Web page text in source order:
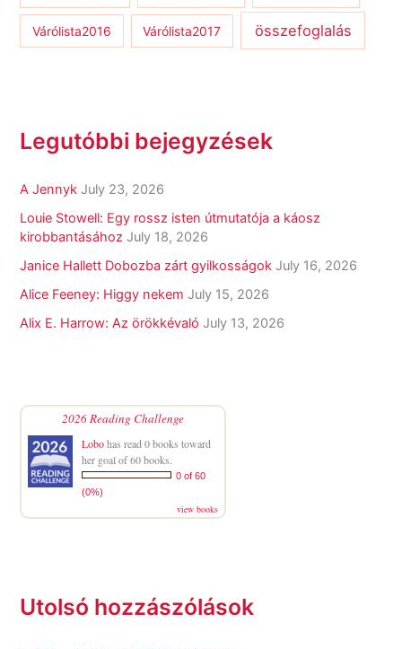
Várólista2016 Várólista2017 összefoglalás
Legutóbbi bejegyzések
A Jennyk July 23, 2026
Louie Stowell: Egy ​rossz isten útmutatója a káosz
kirobbantásához July 18, 2026
Janice Hallett Dobozba zárt gyilkosságok July 16, 2026
Alice Feeney: Higgy nekem July 15, 2026
Alix E. Harrow: Az örökkévaló July 13, 2026
2026 Reading Challenge
Lobohas read 0 books toward
her goal of 60 books.
0 of 60
(0%)
view books
Utolsó hozzászólások